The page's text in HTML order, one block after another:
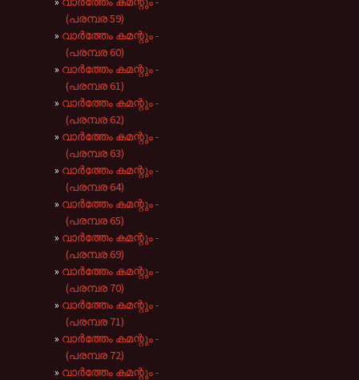
(പരമ്പര 59)
വാർത്തേം കമന്റും -
(പരമ്പര 60)
വാർത്തേം കമന്റും -
(പരമ്പര 61)
വാർത്തേം കമന്റും -
(പരമ്പര 62)
വാർത്തേം കമന്റും -
(പരമ്പര 63)
വാർത്തേം കമന്റും -
(പരമ്പര 64)
വാർത്തേം കമന്റും -
(പരമ്പര 65)
വാർത്തേം കമന്റും -
(പരമ്പര 69)
വാർത്തേം കമന്റും -
(പരമ്പര 70)
വാർത്തേം കമന്റും -
(പരമ്പര 71)
വാർത്തേം കമന്റും -
(പരമ്പര 72)
വാർത്തേം കമന്റും -